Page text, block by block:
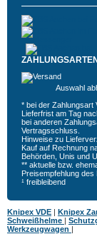
ZAHLUNGSARTEN
Auswahl
* bei der Zahlungsart
Lieferfrist am Tag
bei anderen
Vertragsschluss.
Hinweise zu
Kauf auf Rechnung
Behörden, Unis und
** aktuelle bzw.
Preisempfehlung des
¹ freibleibend
Knipex VDE | Knipex
Schweißhelme |
Werkzeugwagen |